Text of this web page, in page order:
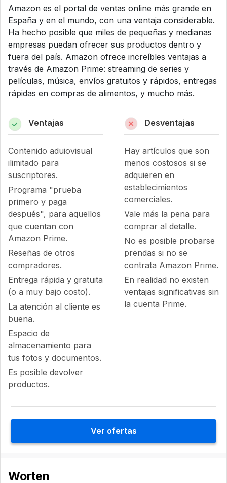
Amazon es el portal de ventas online más grande en
España y en el mundo, con una ventaja considerable.
Ha hecho posible que miles de pequeñas y medianas
empresas puedan ofrecer sus productos dentro y
fuera del país. Amazon ofrece increíbles ventajas a
través de Amazon Prime: streaming de series y
películas, música, envíos gratuitos y rápidos, entregas
rápidas en compras de alimentos, y mucho más.
Ventajas
Contenido aduiovisual
ilimitado para
suscriptores.
Programa "prueba
primero y paga
después", para aquellos
que cuentan con
Amazon Prime.
Reseñas de otros
compradores.
Entrega rápida y gratuita
(o a muy bajo costo).
La atención al cliente es
buena.
Espacio de
almacenamiento para
tus fotos y documentos.
Es posible devolver
productos.
Desventajas
Hay artículos que son
menos costosos si se
adquieren en
establecimientos
comerciales.
Vale más la pena para
comprar al detalle.
No es posible probarse
prendas si no se
contrata Amazon Prime.
En realidad no existen
ventajas significativas sin
la cuenta Prime.
Ver ofertas
Worten